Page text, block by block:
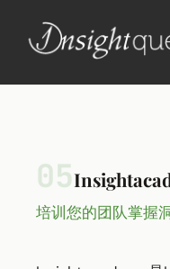
05
培训您的团队掌握